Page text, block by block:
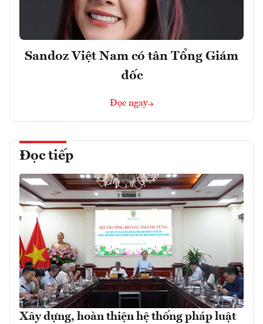
Sandoz Việt Nam có tân Tổng Giám
đốc
Đọc ngay
Đọc tiếp
Xây dựng, hoàn thiện hệ thống pháp luật